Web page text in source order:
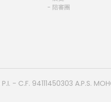
- 陪審團
P.I. - C.F. 94111450303 A.P.S.